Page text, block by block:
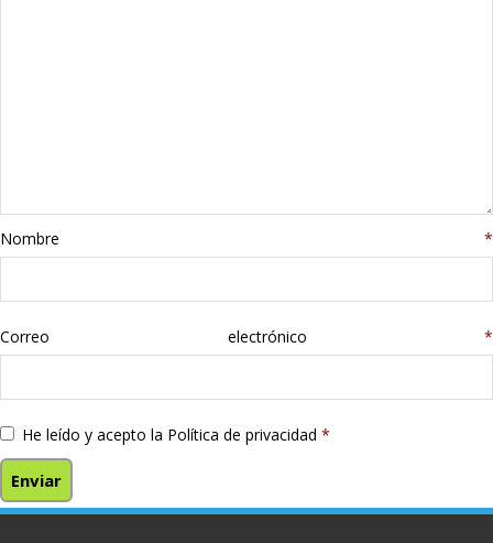
libros
Nombre *
Correo electrónico *
He leído y acepto la Política de privacidad *